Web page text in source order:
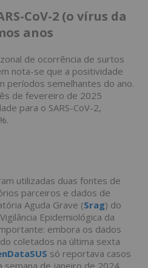
CoV-2 (o vírus da
anos
de ocorrência de surtos
nota-se que a positividade
períodos semelhantes do ano.
de fevereiro de 2025
para o SARS-CoV-2,
utilizadas duas fontes de
parceiros e dados de
Aguda Grave (Srag) do
Epidemiológica da
embora os dados
coletados na última sexta
só reportava casos
semana de janeiro de 2024